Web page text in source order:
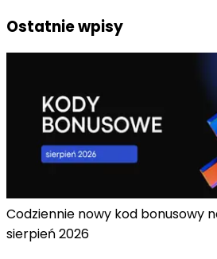
Ostatnie wpisy
Codziennie nowy kod bonusowy
sierpień 2026